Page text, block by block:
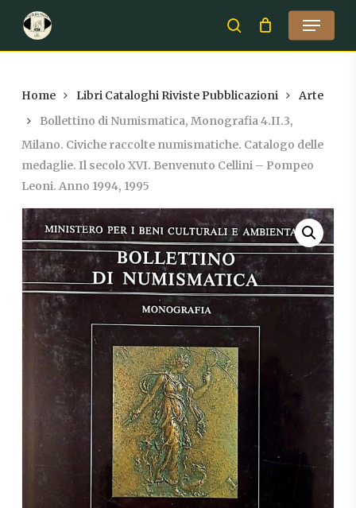
main
search
Menu
Home Libri Cataloghi Riviste Pubblicazioni
Arte
Bollettino di Numismatica, Monografia 4.II.3,
Milano. Civiche raccolte numismatiche. Catalogo delle
medaglie. Il secolo XVI. Benvenuto Cellini – Pompeo
Leoni. Anno 1994, 1995
Close